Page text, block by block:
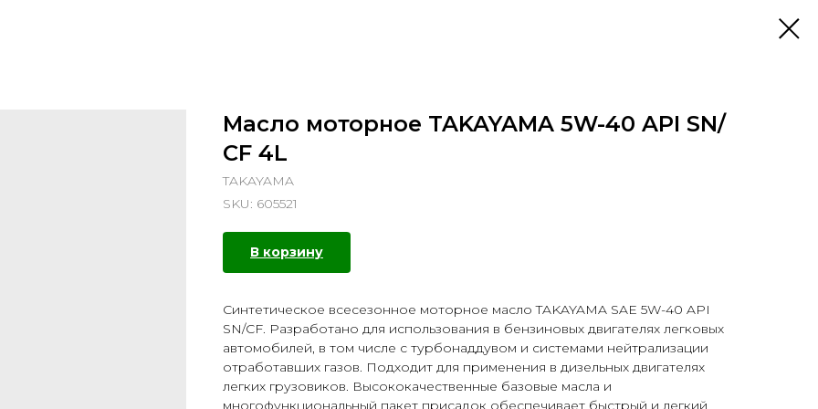
Масло моторное TAKAYAMA 5W-40 API SN/
СF 4L
TAKAYAMA
SKU: 605521
В корзину
Синтетическое всесезонное моторное масло TAKAYAMA SAE 5W-40 API
SN/СF. Разработано для использования в бензиновых двигателях легковых
автомобилей, в том числе с турбонаддувом и системами нейтрализации
отработавших газов. Подходит для применения в дизельных двигателях
легких грузовиков. Высококачественные базовые масла и
многофункциональный пакет присадок обеспечивает быстрый и легкий